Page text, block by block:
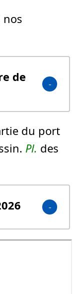
nos
de
du port
Pl. des